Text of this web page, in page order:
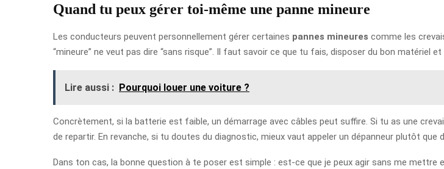
Quand tu peux gérer toi-même une panne mineure
Les conducteurs peuvent personnellement gérer certaines pannes mineures comme les
“mineure” ne veut pas dire “sans risque”. Il faut savoir ce que tu fais, disposer du bon matériel
Lire aussi : Pourquoi louer une voiture ?
Concrètement, si la batterie est faible, un démarrage avec câbles peut suffire. Si tu as une
de repartir. En revanche, si tu doutes du diagnostic, mieux vaut appeler un dépanneur plutôt
Dans ton cas, la bonne question à te poser est simple : est-ce que je peux agir sans me mettre